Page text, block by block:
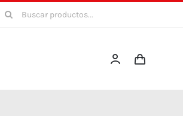
Buscar: